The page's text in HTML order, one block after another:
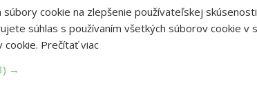
cookie na zlepšenie používateľskej
súhlas s používaním všetkých súborov cookie v
cookie. Prečítať viac
→